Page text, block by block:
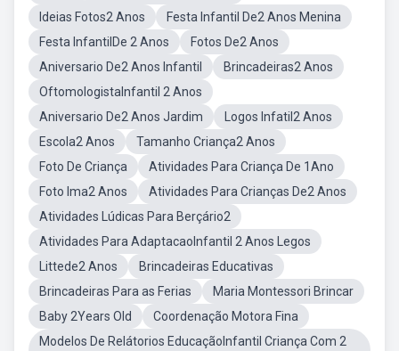
Ideias Fotos2 Anos
Festa Infantil De2 Anos Menina
Festa InfantilDe 2 Anos
Fotos De2 Anos
Aniversario De2 Anos Infantil
Brincadeiras2 Anos
OftomologistaInfantil 2 Anos
Aniversario De2 Anos Jardim
Logos Infatil2 Anos
Escola2 Anos
Tamanho Criança2 Anos
Foto De Criança
Atividades Para Criança De 1Ano
Foto Ima2 Anos
Atividades Para Crianças De2 Anos
Atividades Lúdicas Para Berçário2
Atividades Para AdaptacaoInfantil 2 Anos Legos
Littede2 Anos
Brincadeiras Educativas
Brincadeiras Para as Ferias
Maria Montessori Brincar
Baby 2Years Old
Coordenação Motora Fina
Modelos De Relátorios EducaçãoInfantil Criança Com 2